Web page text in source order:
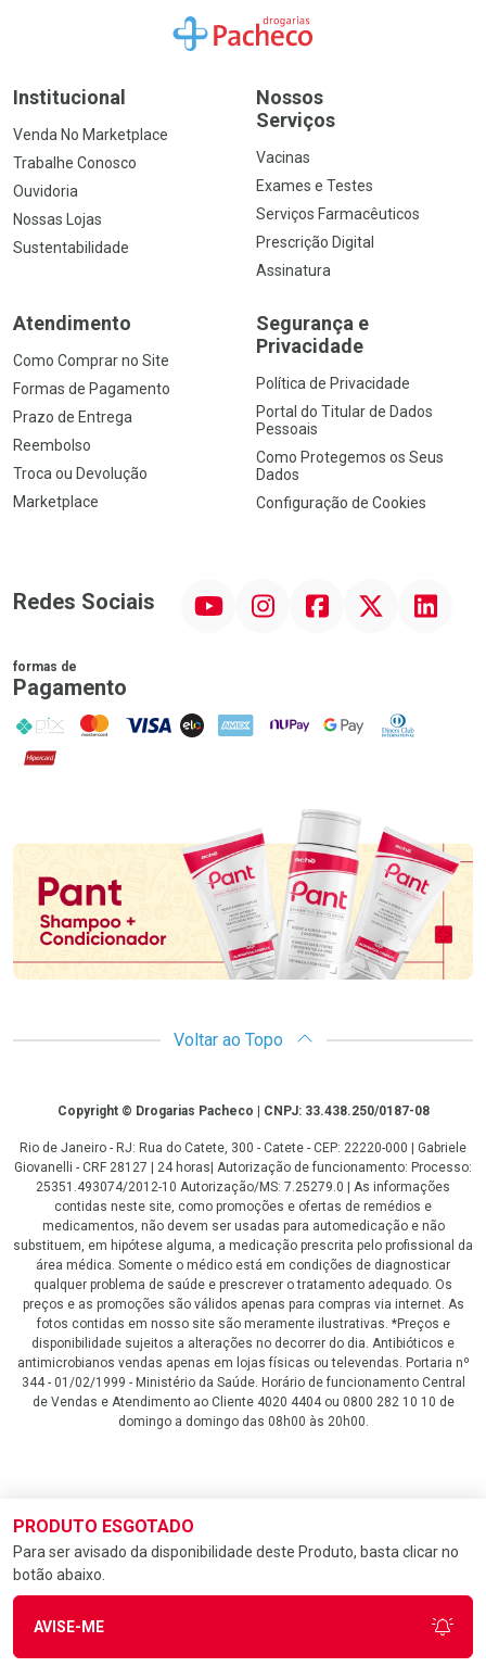
PRODUTO ESGOTADO
Para ser avisado da disponibilidade deste Produto, basta clicar no
botão abaixo.
AVISE-ME
Ir para a Home
Institucional
Venda No Marketplace
Trabalhe Conosco
Ouvidoria
Nossas Lojas
Sustentabilidade
Nossos
Serviços
Vacinas
Exames e Testes
Serviços Farmacêuticos
Prescrição Digital
Assinatura
Atendimento
Como Comprar no Site
Formas de Pagamento
Prazo de Entrega
Reembolso
Troca ou Devolução
Marketplace
Segurança e
Privacidade
Política de Privacidade
Portal do Titular de Dados
Pessoais
Como Protegemos os Seus
Dados
Configuração de Cookies
Redes Sociais InstagramFacebookTwitter Linkedin
formas de
Pagamento
PIX MasterCard
VISA ELO AMEX NuPay Google PayDiners Club
Hipercard
Promoção em Destaque
Voltar ao Topo
CopyrightCopyright © Drogarias Pacheco | CNPJ: 33.438.250/0187-08
Rio de Janeiro - RJ: Rua do Catete, 300 - Catete - CEP: 22220-000 | Gabriele
Giovanelli - CRF 28127 | 24 horas| Autorização de funcionamento: Processo:
25351.493074/2012-10 Autorização/MS: 7.25279.0 | As informações
contidas neste site, como promoções e ofertas de remédios e
medicamentos, não devem ser usadas para automedicação e não
substituem, em hipótese alguma, a medicação prescrita pelo profissional da
área médica. Somente o médico está em condições de diagnosticar
qualquer problema de saúde e prescrever o tratamento adequado. Os
preços e as promoções são válidos apenas para compras via internet. As
fotos contidas em nosso site são meramente ilustrativas. *Preços e
disponibilidade sujeitos a alterações no decorrer do dia. Antibióticos e
antimicrobianos vendas apenas em lojas físicas ou televendas. Portaria nº
344 - 01/02/1999 - Ministério da Saúde. Horário de funcionamento Central
de Vendas e Atendimento ao Cliente 4020 4404 ou 0800 282 10 10 de
domingo a domingo das 08h00 às 20h00.